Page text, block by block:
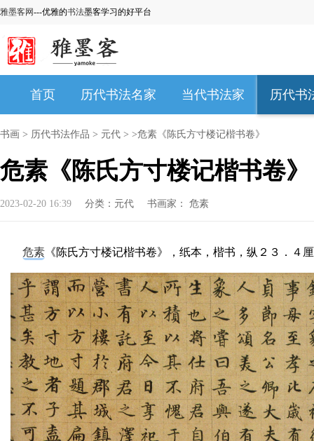
雅墨客网---优雅的书法墨客学习的好平台
首页 历代书法名家 当代书法家 历代书
书画 > 历代书法作品 > 元代 > >危素《陈氏方寸楼记楷书卷》
危素《陈氏方寸楼记楷书卷》
2023-02-20 16:39 分类： 元代 书画家： 危素
危素 《陈氏方寸楼记楷书卷》，纸本，楷书，纵２３．４